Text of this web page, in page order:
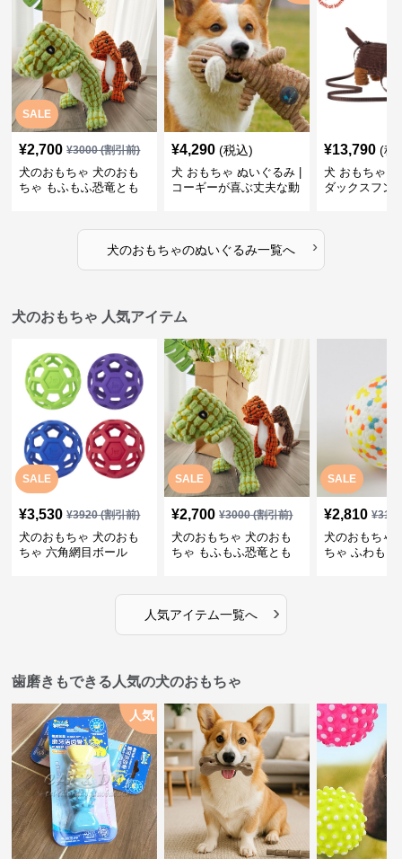
SALE
¥2,700 ¥3000(割引前)
犬のおもちゃ 犬のおも
ちゃ もふもふ恐竜とも
¥4,290 (税込)
犬 おもちゃ ぬいぐるみ |
コーギーが喜ぶ丈夫な動
¥13,790 (税
犬 おもちゃ
ダックスフン
犬のおもちゃのぬいぐるみ一覧へ ›
犬のおもちゃ 人気アイテム
SALE
¥3,530 ¥3920(割引前)
犬のおもちゃ 犬のおも
ちゃ 六角網目ボール
SALE
¥2,700 ¥3000(割引前)
犬のおもちゃ 犬のおも
ちゃ もふもふ恐竜とも
SALE
¥2,810 ¥
犬のおもちゃ
ちゃ ふわもこ
人気アイテム一覧へ ›
歯磨きもできる人気の犬のおもちゃ
人気